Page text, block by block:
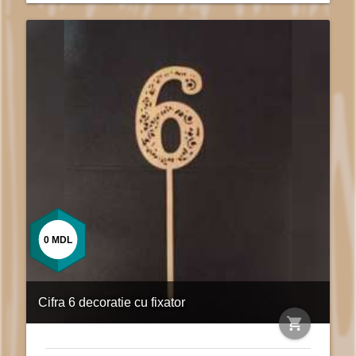
Cifra 6 decoratie cu fixator
shopping_cart
0 MDL